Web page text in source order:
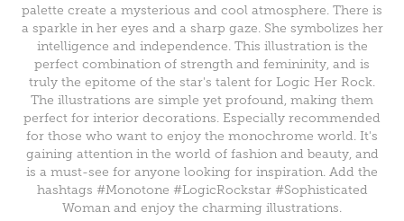
palette create a mysterious and cool atmosphere. There is
a sparkle in her eyes and a sharp gaze. She symbolizes her
intelligence and independence. This illustration is the
perfect combination of strength and femininity, and is
truly the epitome of the star's talent for Logic Her Rock.
The illustrations are simple yet profound, making them
perfect for interior decorations. Especially recommended
for those who want to enjoy the monochrome world. It's
gaining attention in the world of fashion and beauty, and
is a must-see for anyone looking for inspiration. Add the
hashtags #Monotone #LogicRockstar #Sophisticated
Woman and enjoy the charming illustrations.